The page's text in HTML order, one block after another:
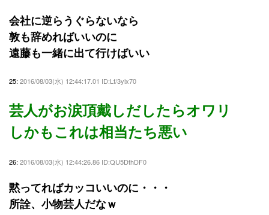
会社に逆らうぐらないなら
敦も辞めればいいのに
遠藤も一緒に出て行けばいい
25: 2016/08/03(水) 12:44:17.01 ID:Lf/3yix70
芸人がお涙頂戴しだしたらオワリ
しかもこれは相当たち悪い
26: 2016/08/03(水) 12:44:26.86 ID:QU5DthDF0
黙ってればカッコいいのに・・・
所詮、小物芸人だなｗ